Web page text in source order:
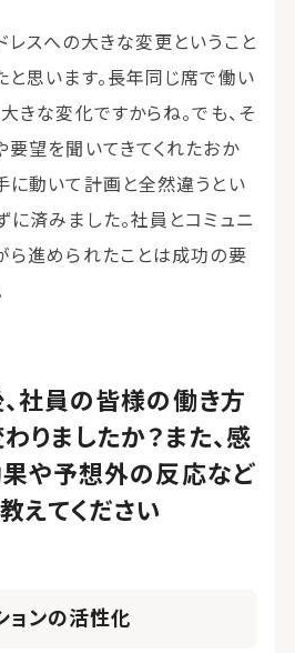
レスへの大きな変更ということ
と思います。長年同じ席で働い
きな変化ですからね。でも、そ
要望を聞いてきてくれたおか
に動いて計画と全然違うとい
に済みました。社員とコミュニ
ら進められたことは成功の要
社員の皆様の働き方
りましたか？また、感
果や予想外の反応など
えてください
ョンの活性化